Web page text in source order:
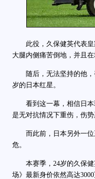
此役，久保健英代表皇
大腿内侧痛苦倒地，并且在
随后，无法坚持的他，
岁的日本红星。
看到这一幕，相信日本
是无对抗情况下重伤，伤
而此前，日本另外一位
危。
本赛季，24岁的久保健
场》最新身价依然高达